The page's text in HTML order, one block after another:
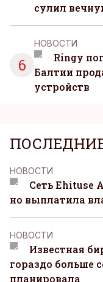
сулил
6
НОВОСТИ
Ringy
Балтии
устройств
НОВОСТИ
Сеть Ehituse
но выплатила
НОВОСТИ
Известная
гораздо больше
планировала